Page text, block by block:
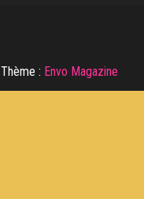
Thème : Envo Magazine